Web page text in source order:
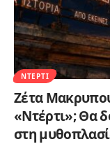
ΝΤΈΡΤΙ
Ζέτα
«Ντέρτι»; Θα
στη